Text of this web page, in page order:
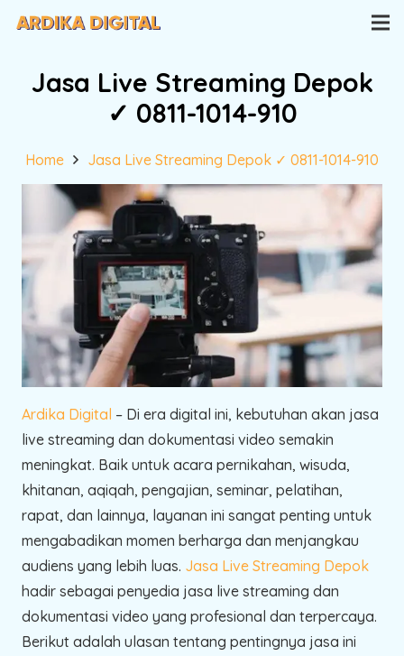
Jasa Live Streaming Depok
✓ 0811-1014-910
Home Jasa Live Streaming Depok ✓ 0811-1014-910
Ardika Digital – Di era digital ini, kebutuhan akan jasa
live streaming dan dokumentasi video semakin
meningkat. Baik untuk acara pernikahan, wisuda,
khitanan, aqiqah, pengajian, seminar, pelatihan,
rapat, dan lainnya, layanan ini sangat penting untuk
mengabadikan momen berharga dan menjangkau
audiens yang lebih luas. Jasa Live Streaming Depok
hadir sebagai penyedia jasa live streaming dan
dokumentasi video yang profesional dan terpercaya.
Berikut adalah ulasan tentang pentingnya jasa ini